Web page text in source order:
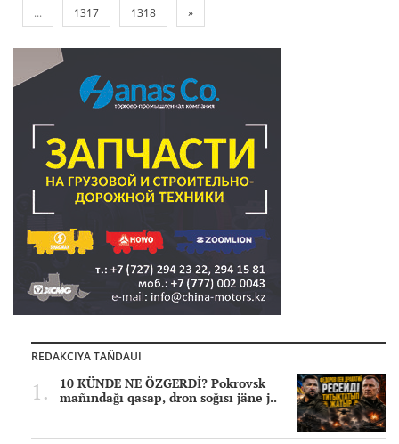
...
1317 1318 »
REDAKCIYA TAÑDAUI
10 KÜNDE NE ÖZGERDİ? Pokrovsk
mañındağı qasap, dron soğısı jäne j..